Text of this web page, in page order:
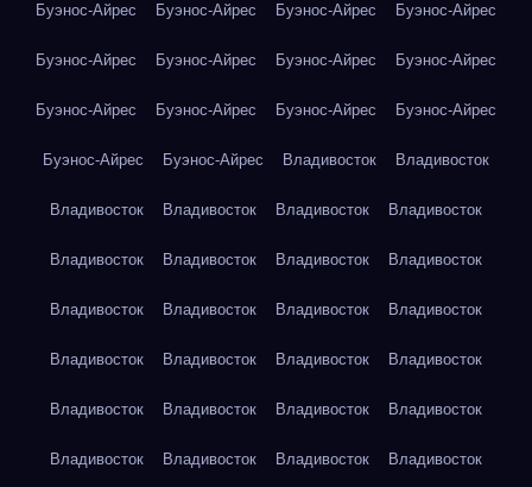
Буэнос-Айрес Буэнос-Айрес Буэнос-Айрес Буэнос-Айрес
Буэнос-Айрес Буэнос-Айрес Буэнос-Айрес Буэнос-Айрес
Буэнос-Айрес Буэнос-Айрес Буэнос-Айрес Буэнос-Айрес
Буэнос-Айрес Буэнос-Айрес Владивосток Владивосток
Владивосток Владивосток Владивосток Владивосток
Владивосток Владивосток Владивосток Владивосток
Владивосток Владивосток Владивосток Владивосток
Владивосток Владивосток Владивосток Владивосток
Владивосток Владивосток Владивосток Владивосток
Владивосток Владивосток Владивосток Владивосток